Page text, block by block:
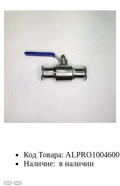
Код Товара: ALPRO1004600
Наличие: в наличии